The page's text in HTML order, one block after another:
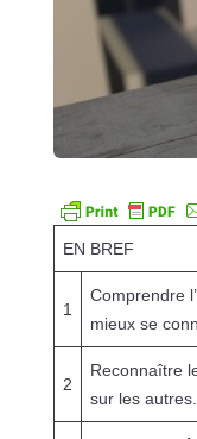
EN BREF
1
Comprendre l’
mieux se
2
Reconnaître
sur les autres.